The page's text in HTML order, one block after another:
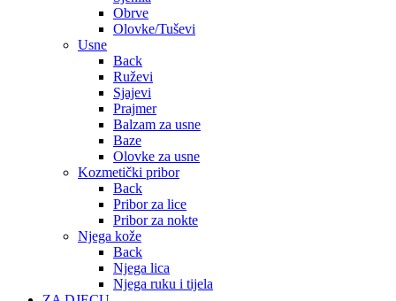
Obrve
Olovke/Tuševi
Usne
Back
Ruževi
Sjajevi
Prajmer
Balzam za usne
Baze
Olovke za usne
Kozmetički pribor
Back
Pribor za lice
Pribor za nokte
Njega kože
Back
Njega lica
Njega ruku i tijela